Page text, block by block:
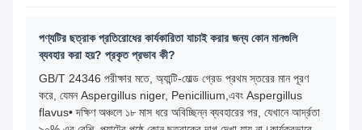
পণ্যটির ছত্রাক প্রতিরোধের কার্যকারিতা যাচাই করার জন্য কোন মানগুলি
ব্যবহার করা হয়? প্রকৃত প্রভাব কী?
GB/T 24346 পরীক্ষার মতে, অ্যান্টি-মোল্ড গ্রেড প্রথম স্তরের মান পূরণ
করে, যেমন Aspergillus niger, Penicillium,এবং Aspergillus
flavus• দক্ষিণ অঞ্চলে ১৮ মাস ধরে অবিচ্ছিন্ন ব্যবহারের পর, যেখানে আর্দ্রতা